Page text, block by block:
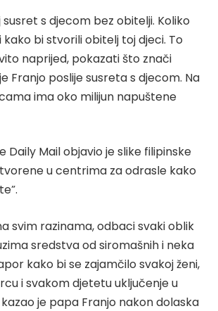
s djecom bez obitelji. Koliko
kako bi stvorili obitelj toj djeci. To
naprijed, pokazati što znači
Franjo poslije susreta s djecom. Na
ima oko milijun napuštene
Daily Mail objavio je slike filipinske
u centrima za odrasle kako
svim razinama, odbaci svaki oblik
sredstva od siromašnih i neka
kako bi se zajamčilo svakoj ženi,
i svakom djetetu uključenje u
je papa Franjo nakon dolaska